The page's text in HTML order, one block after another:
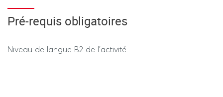
Pré-requis obligatoires
Niveau de langue B2 de l'activité